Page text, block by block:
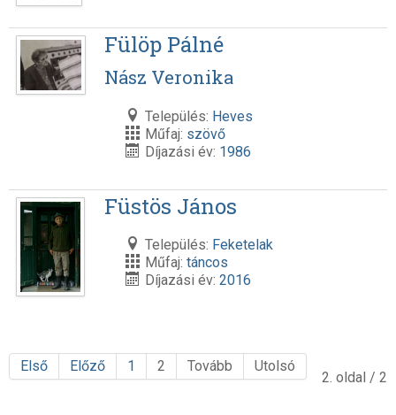
Fülöp Pálné
Nász Veronika
Település: Heves
Műfaj: szövő
Díjazási év: 1986
Füstös János
Település: Feketelak
Műfaj: táncos
Díjazási év: 2016
2. oldal / 2
Első Előző 1 2 Tovább Utolsó